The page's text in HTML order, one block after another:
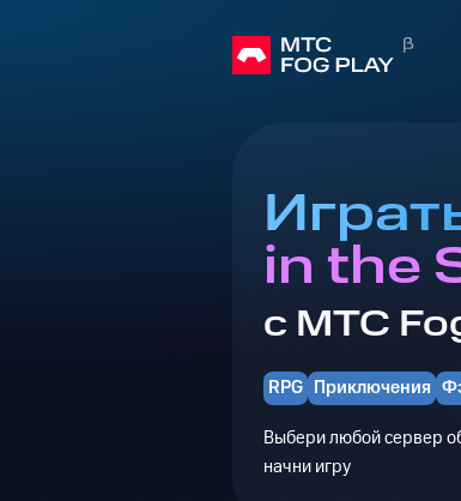
in the
с МТС
RPG Приключения
Выбери любой сервер
начни игру